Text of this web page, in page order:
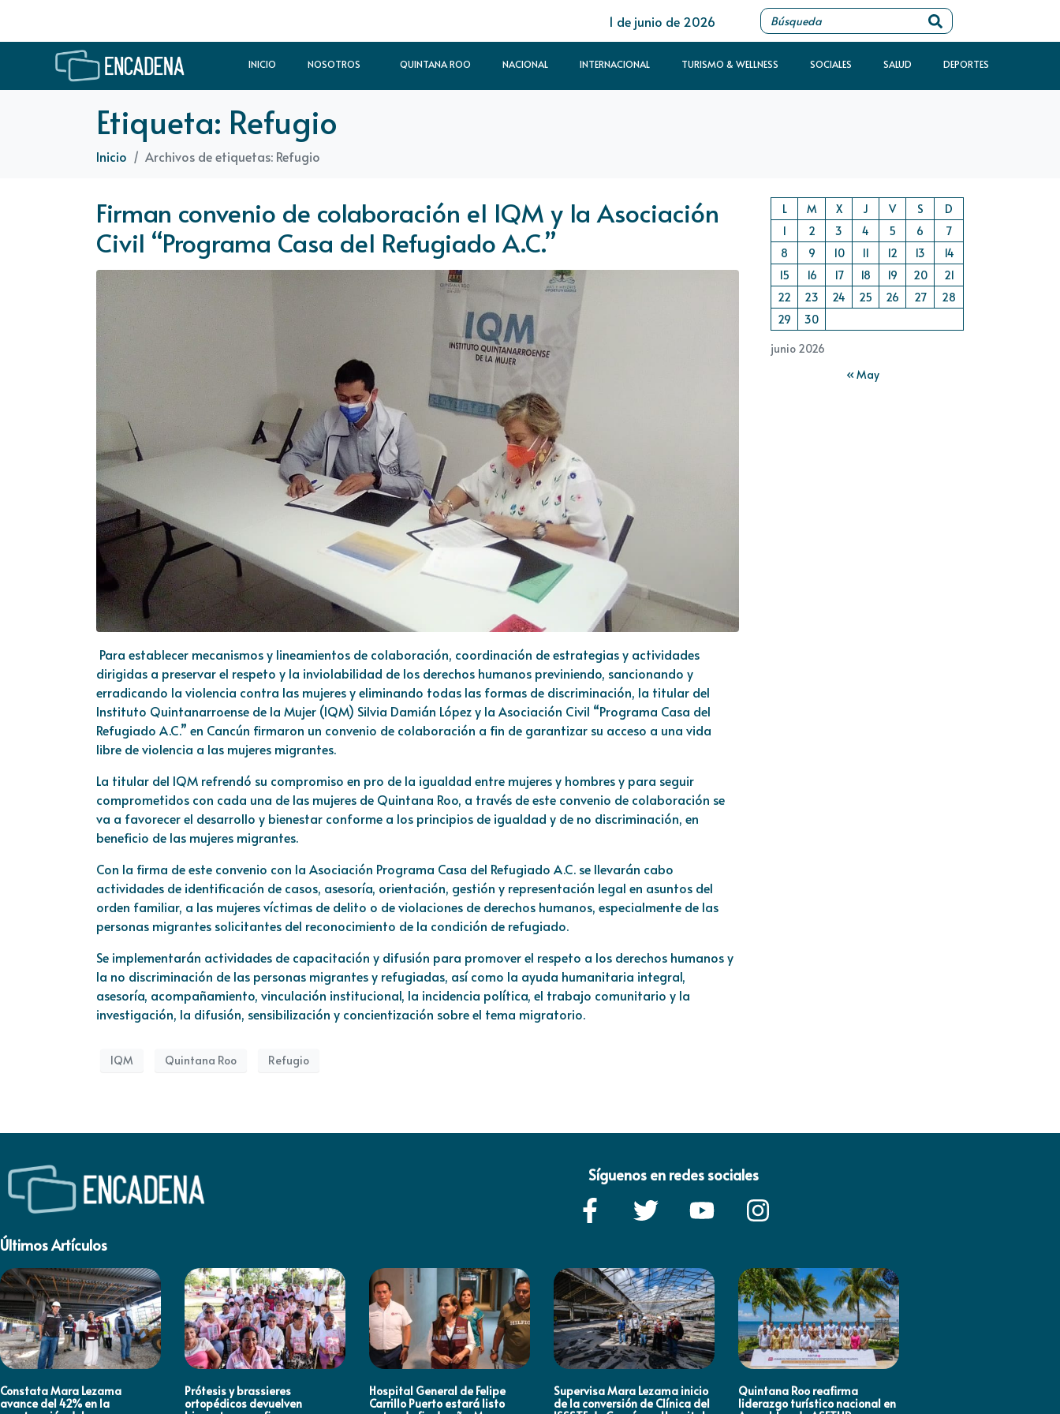
1 de junio de 2026
INICIO NOSOTROS QUINTANA ROO NACIONAL INTERNACIONAL TURISMO & WELLNESS SOCIALES SALUD DEPORTES
Etiqueta: Refugio
Inicio Archivos de etiquetas: Refugio
Firman convenio de colaboración el IQM y la Asociación
Civil “Programa Casa del Refugiado A.C.”
Para establecer mecanismos y lineamientos de colaboración, coordinación de estrategias y actividades
dirigidas a preservar el respeto y la inviolabilidad de los derechos humanos previniendo, sancionando y
erradicando la violencia contra las mujeres y eliminando todas las formas de discriminación, la titular del
Instituto Quintanarroense de la Mujer (IQM) Silvia Damián López y la Asociación Civil “Programa Casa del
Refugiado A.C.” en Cancún firmaron un convenio de colaboración a fin de garantizar su acceso a una vida
libre de violencia a las mujeres migrantes.
La titular del IQM refrendó su compromiso en pro de la igualdad entre mujeres y hombres y para seguir
comprometidos con cada una de las mujeres de Quintana Roo, a través de este convenio de colaboración se
va a favorecer el desarrollo y bienestar conforme a los principios de igualdad y de no discriminación, en
beneficio de las mujeres migrantes.
Con la firma de este convenio con la Asociación Programa Casa del Refugiado A.C. se llevarán cabo
actividades de identificación de casos, asesoría, orientación, gestión y representación legal en asuntos del
orden familiar, a las mujeres víctimas de delito o de violaciones de derechos humanos, especialmente de las
personas migrantes solicitantes del reconocimiento de la condición de refugiado.
Se implementarán actividades de capacitación y difusión para promover el respeto a los derechos humanos y
la no discriminación de las personas migrantes y refugiadas, así como la ayuda humanitaria integral,
asesoría, acompañamiento, vinculación institucional, la incidencia política, el trabajo comunitario y la
investigación, la difusión, sensibilización y concientización sobre el tema migratorio.
IQM Quintana Roo Refugio
junio 2026
L M X J V S
D
1
2 3 4 5 6
7
8
9 10 11 12 13
14
15
16 17 18 19 20
21
22
23 24 25 26 27
28
29
30
« May
Síguenos en redes sociales
Últimos Artículos
Constata Mara Lezama
avance del 42% en la
Prótesis y brassieres
ortopédicos devuelven
Hospital General de Felipe
Carrillo Puerto estará listo
Supervisa Mara Lezama inicio
de la conversión de Clínica del
Quintana Roo reafirma
liderazgo turístico nacional en